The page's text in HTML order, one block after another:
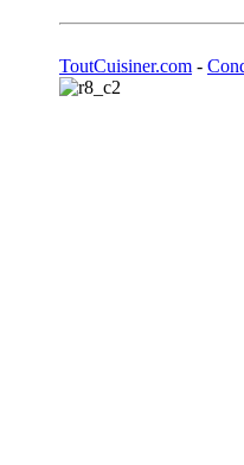
ToutCuisiner.com -